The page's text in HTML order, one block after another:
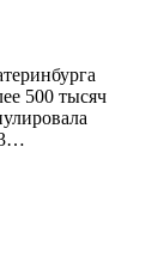
500 тысяч